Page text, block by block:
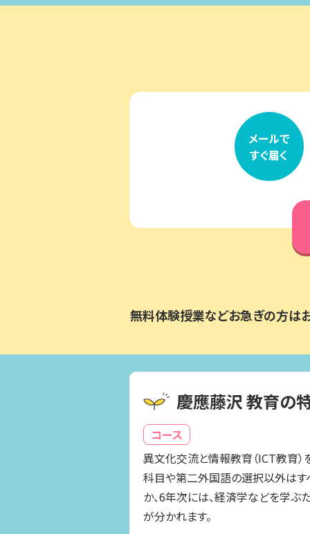
メールで
すぐ届く
無料体験授業などお急ぎの方は
慶應藤沢 教育の
コース
異文化交流と情報教育（ICT教育）
科目や第二外国語の選択以外はす
か、6年次には、経済学などを学
が分かれます。